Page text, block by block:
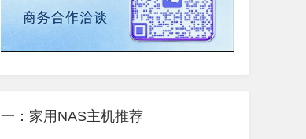
一：家用NAS主机推荐